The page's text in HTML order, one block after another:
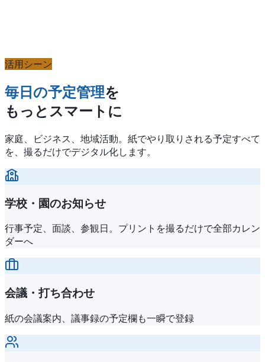
活用シーン
毎日の予定管理を
もっとスマートに
家庭、ビジネス、地域活動。紙でやり取りされる予定すべて
を、撮るだけでデジタル化します。
学校・園のお知らせ
行事予定、面談、参観日。プリントを撮るだけで全部カレン
ダーへ
会議・打ち合わせ
紙の会議案内、議事録の予定欄も一瞬で登録